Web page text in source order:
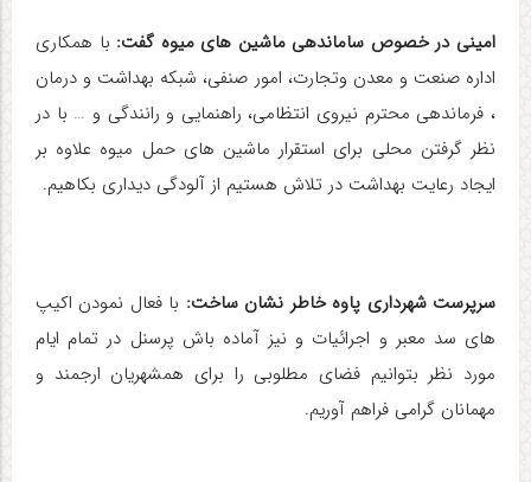
امینی در خصوص ساماندهی ماشین های میوه گفت: با همکاری
اداره صنعت و معدن وتجارت، امور صنفی، شبکه بهداشت و درمان
، فرماندهی محترم نیروی انتظامی، راهنمایی و رانندگی و … با در
نظر گرفتن محلی برای استقرار ماشین های حمل میوه علاوه بر
ایجاد رعایت بهداشت در تلاش هستیم از آلودگی دیداری بکاهیم.
سرپرست شهرداری پاوه خاطر نشان ساخت: با فعال نمودن اکیپ
های سد معبر و اجرائیات و نیز آماده باش پرسنل در تمام ایام
مورد نظر بتوانیم فضای مطلوبی را برای همشهریان ارجمند و
مهمانان گرامی فراهم آوریم.